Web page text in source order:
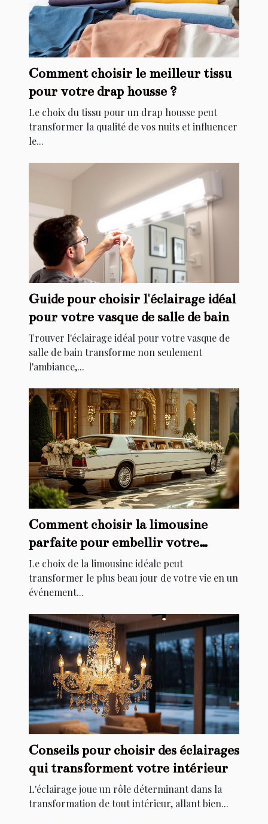
Comment choisir le meilleur tissu
pour votre drap housse ?
Le choix du tissu pour un drap housse peut
transformer la qualité de vos nuits et influencer
le...
Guide pour choisir l'éclairage idéal
pour votre vasque de salle de bain
Trouver l'éclairage idéal pour votre vasque de
salle de bain transforme non seulement
l'ambiance,...
Comment choisir la limousine
parfaite pour embellir votre
mariage
Le choix de la limousine idéale peut
transformer le plus beau jour de votre vie en un
événement...
Conseils pour choisir des éclairages
qui transforment votre intérieur
L'éclairage joue un rôle déterminant dans la
transformation de tout intérieur, allant bien...